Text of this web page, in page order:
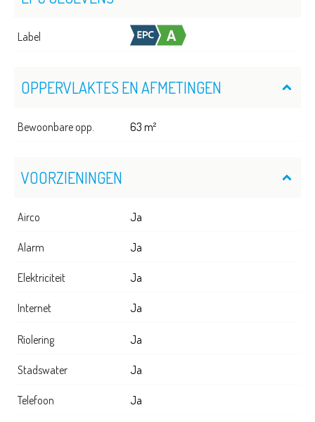
Label
OPPERVLAKTES EN AFMETINGEN
Bewoonbare opp. 63 m²
VOORZIENINGEN
Airco Ja
Alarm Ja
Elektriciteit Ja
Internet Ja
Riolering Ja
Stadswater Ja
Telefoon Ja